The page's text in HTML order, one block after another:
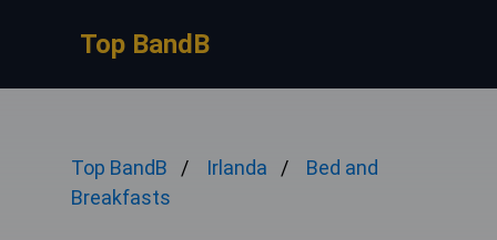
Top BandB
Top BandB Irlanda
Bed and
Breakfasts